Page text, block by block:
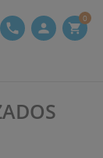
phone person shopping_cart
0